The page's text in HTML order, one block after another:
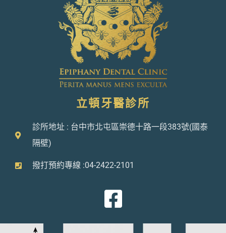
立頓牙醫診所
診所地址 : 台中市北屯區崇德十路一段383號(國泰
隔壁)
撥打預約專線 :04-2422-2101